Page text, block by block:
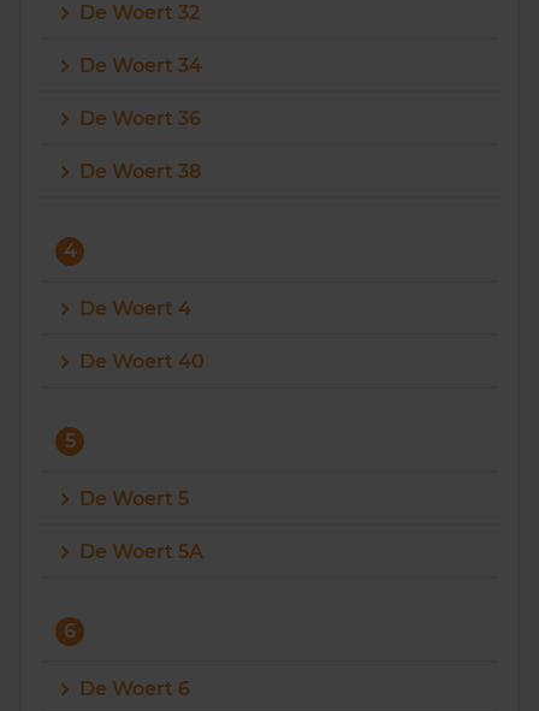
De Woert 32
De Woert 34
De Woert 36
De Woert 38
4
De Woert 4
De Woert 40
5
De Woert 5
De Woert 5A
6
De Woert 6